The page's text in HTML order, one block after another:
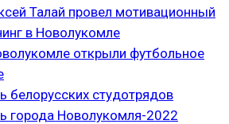
Талай провел мотивационный
в Новолукомле
открыли футбольное
белорусских студотрядов
города Новолукомля-2022